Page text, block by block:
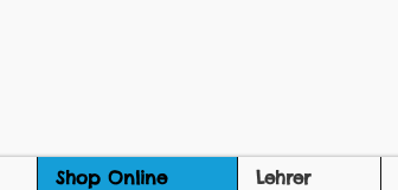
Shop Online Lehrer